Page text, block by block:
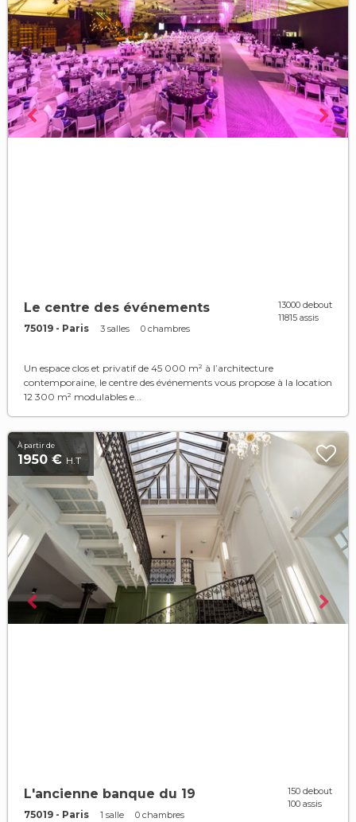
Le centre des événements
75019 - Paris 3 salles 0 chambres
13000 debout
11815 assis
Un espace clos et privatif de 45 000 m² à l’architecture
contemporaine, le centre des événements vous propose à la location
12 300 m² modulables e...
À partir de
1950 € H.T
L'ancienne banque du 19
75019 - Paris 1 salle 0 chambres
150 debout
100 assis